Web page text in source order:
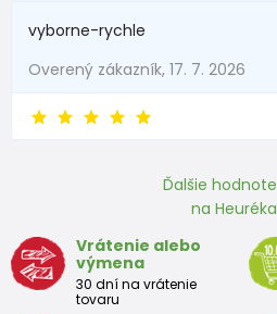
Praktické, veľmi milo pôsobia,
vyborne-rychle
Overený zákazník, 17. 7. 2026
Ďalšie
na
Vrátenie alebo
výmena
30 dní na vrátenie
tovaru